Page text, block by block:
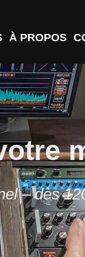
À PROPOS
– dès